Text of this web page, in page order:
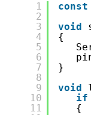
1
2
3
4
5
6
7
8
9
10
11
const
void
{
}
void
if
{